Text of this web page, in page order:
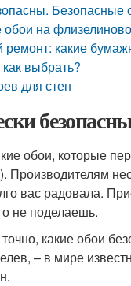
Безопасные
на
какие
выбрать?
для стен
обои, которые
вас радовала.
не поделаешь.
какие обои
– в мире